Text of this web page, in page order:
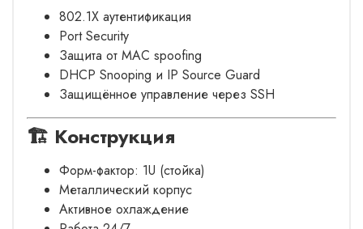
802.1X аутентификация
Port Security
Защита от MAC spoofing
DHCP Snooping и IP Source Guard
Защищённое управление через SSH
🏗 Конструкция
Форм-фактор: 1U (стойка)
Металлический корпус
Активное охлаждение